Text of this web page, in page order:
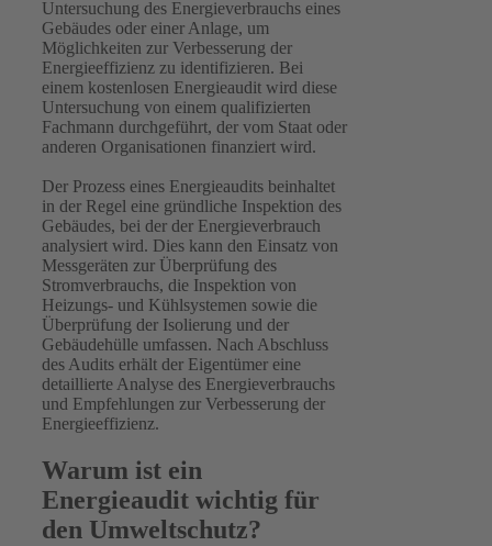
Untersuchung des Energieverbrauchs eines
Gebäudes oder einer Anlage, um
Möglichkeiten zur Verbesserung der
Energieeffizienz zu identifizieren. Bei
einem kostenlosen Energieaudit wird diese
Untersuchung von einem qualifizierten
Fachmann durchgeführt, der vom Staat oder
anderen Organisationen finanziert wird.
Der Prozess eines Energieaudits beinhaltet
in der Regel eine gründliche Inspektion des
Gebäudes, bei der der Energieverbrauch
analysiert wird. Dies kann den Einsatz von
Messgeräten zur Überprüfung des
Stromverbrauchs, die Inspektion von
Heizungs- und Kühlsystemen sowie die
Überprüfung der Isolierung und der
Gebäudehülle umfassen. Nach Abschluss
des Audits erhält der Eigentümer eine
detaillierte Analyse des Energieverbrauchs
und Empfehlungen zur Verbesserung der
Energieeffizienz.
Warum ist ein
Energieaudit wichtig für
den Umweltschutz?